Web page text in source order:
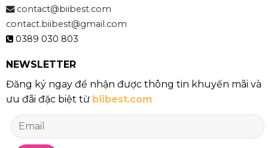
contact@biibest.com
contact.biibest@gmail.com
0389 030 803
NEWSLETTER
Đăng ký ngay để nhận được thông tin khuyến mãi và
ưu đãi đặc biệt từ biibest.com